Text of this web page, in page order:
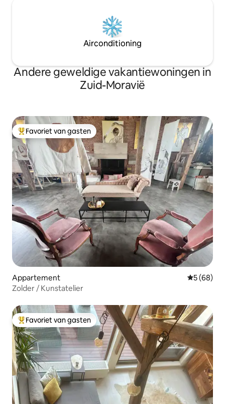
Airconditioning
Andere geweldige vakantiewoningen in
Zuid-Moravië
Topfavoriet van gasten
Favoriet van gasten
Appartement
5 (68)
Zolder / Kunstatelier
Topfavoriet van gasten
Favoriet van gasten